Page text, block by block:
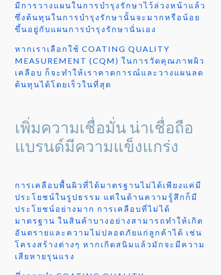
มีการวางแผนในการบำรุงรักษาไว้ล่วงหน้าแล้ว
ซึ่งต้นทุนในการบำรุงรักษานั้นจะมากหรือน้อย
ขึ้นอยู่กับแผนการบำรุงรักษานั่นเอง
หากเราเลือกใช้ COATING QUALITY
MEASUREMENT (CQM) ในการวัดคุณภาพผิว
เคลือบ ก็จะทำให้เราคาดการณ์และวางแผนลด
ต้นทุนได้โดยเร็วในที่สุด
เพิ่มความเชื่อมั่น น่าเชื่อถือ
แบรนด์มีความแข็งแกร่ง
การเคลือบพื้นผิวที่ได้มาตรฐานไม่ได้เพียงแค่มี
ประโยชน์ในรูปธรรม แต่ในด้านความรู้สึกก็มี
ประโยชน์อย่างมาก การเคลือบที่ไม่ได้
มาตรฐาน ในสินค้าบางอย่างสามารถทำให้เกิด
อันตรายและความไม่ปลอดภัยแก่ลูกค้าได้ เช่น
โครงสร้างต่างๆ หากเกิดสนิมแล้วมักจะมีความ
เสียหายรุนแรง